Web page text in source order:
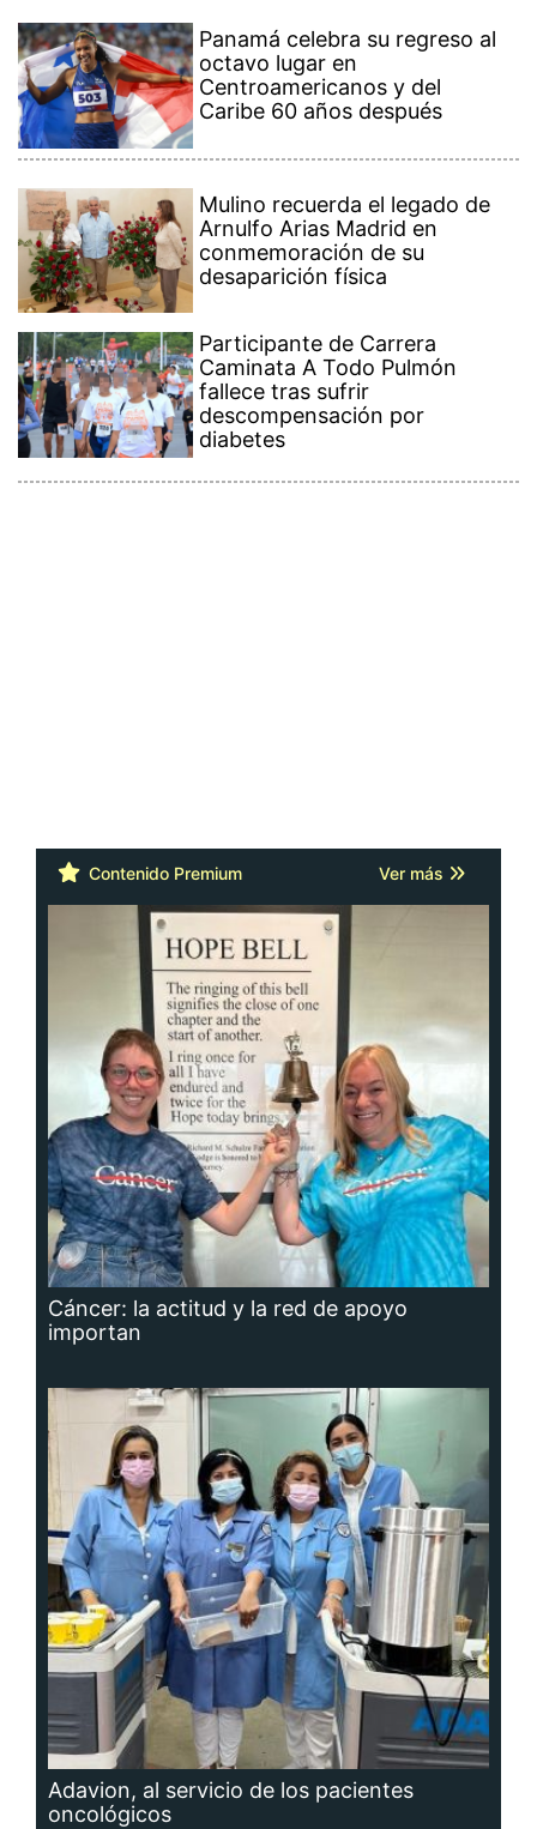
Panamá celebra su regreso al
octavo lugar en
Centroamericanos y del
Caribe 60 años después
Mulino recuerda el legado de
Arnulfo Arias Madrid en
conmemoración de su
desaparición física
Participante de Carrera
Caminata A Todo Pulmón
fallece tras sufrir
descompensación por
diabetes
Contenido Premium Ver más
Cáncer: la actitud y la red de apoyo
importan
Adavion, al servicio de los pacientes
oncológicos